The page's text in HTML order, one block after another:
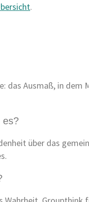
.
das Ausmaß, in
es?
über das